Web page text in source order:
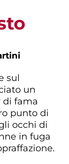
sul
un
di fama
punto di
occhi di
in fuga